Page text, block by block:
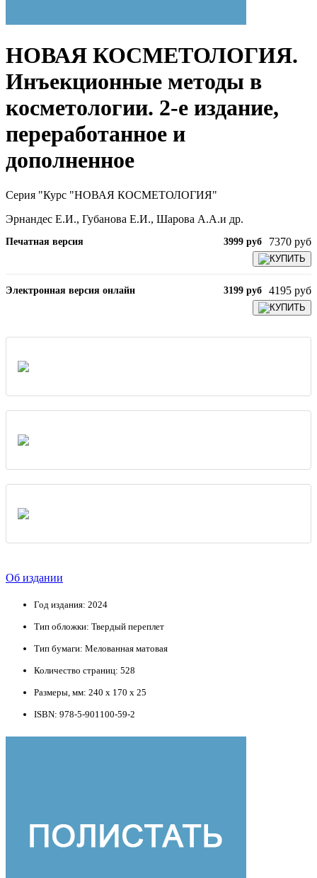
НОВАЯ КОСМЕТОЛОГИЯ.
Инъекционные методы в
косметологии. 2-е издание,
переработанное и
дополненное
Серия "Курс "НОВАЯ КОСМЕТОЛОГИЯ"
Эрнандес Е.И., Губанова Е.И., Шарова А.А.и др.
Печатная версия 3999 руб 7370 руб
КУПИТЬ
Электронная версия онлайн 3199 руб 4195 руб
КУПИТЬ
Об издании
Год издания: 2024
Тип обложки: Твердый переплет
Тип бумаги: Мелованная матовая
Количество страниц: 528
Размеры, мм: 240 х 170 х 25
ISBN: 978-5-901100-59-2